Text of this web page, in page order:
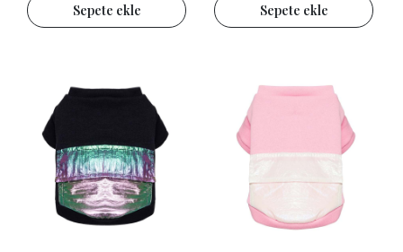
Sepete ekle Sepete ekle